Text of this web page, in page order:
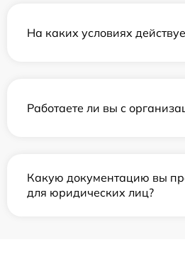
На каких условиях
Работаете ли вы с
Какую документацию вы
для юридических лиц?